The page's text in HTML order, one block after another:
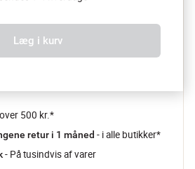
Læg i kurv
500 kr.*
retur i 1 måned - i alle butikker*
- På tusindvis af varer